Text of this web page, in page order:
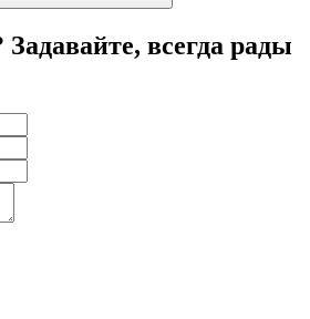
всегда рады